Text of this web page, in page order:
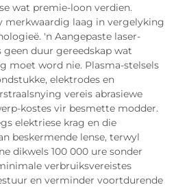
wat premie-loon verdien.
merkwaardig laag in vergelyking
'n Aangepaste laser-
duur gereedskap wat
moet word nie. Plasma-stelsels
elektrodes en
vereis abrasiewe
kostes vir besmette modder.
elektriese krag en die
beskermende lense, terwyl
dikwels 100 000 ure sonder
verbruiksvereistes
en verminder voortdurende